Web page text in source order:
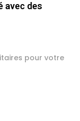
avec des